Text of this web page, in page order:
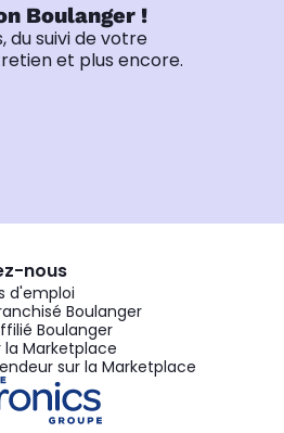
Boulanger !
du suivi de votre
et plus encore.
nous
d'emploi
Boulanger
Boulanger
la Marketplace
sur la Marketplace